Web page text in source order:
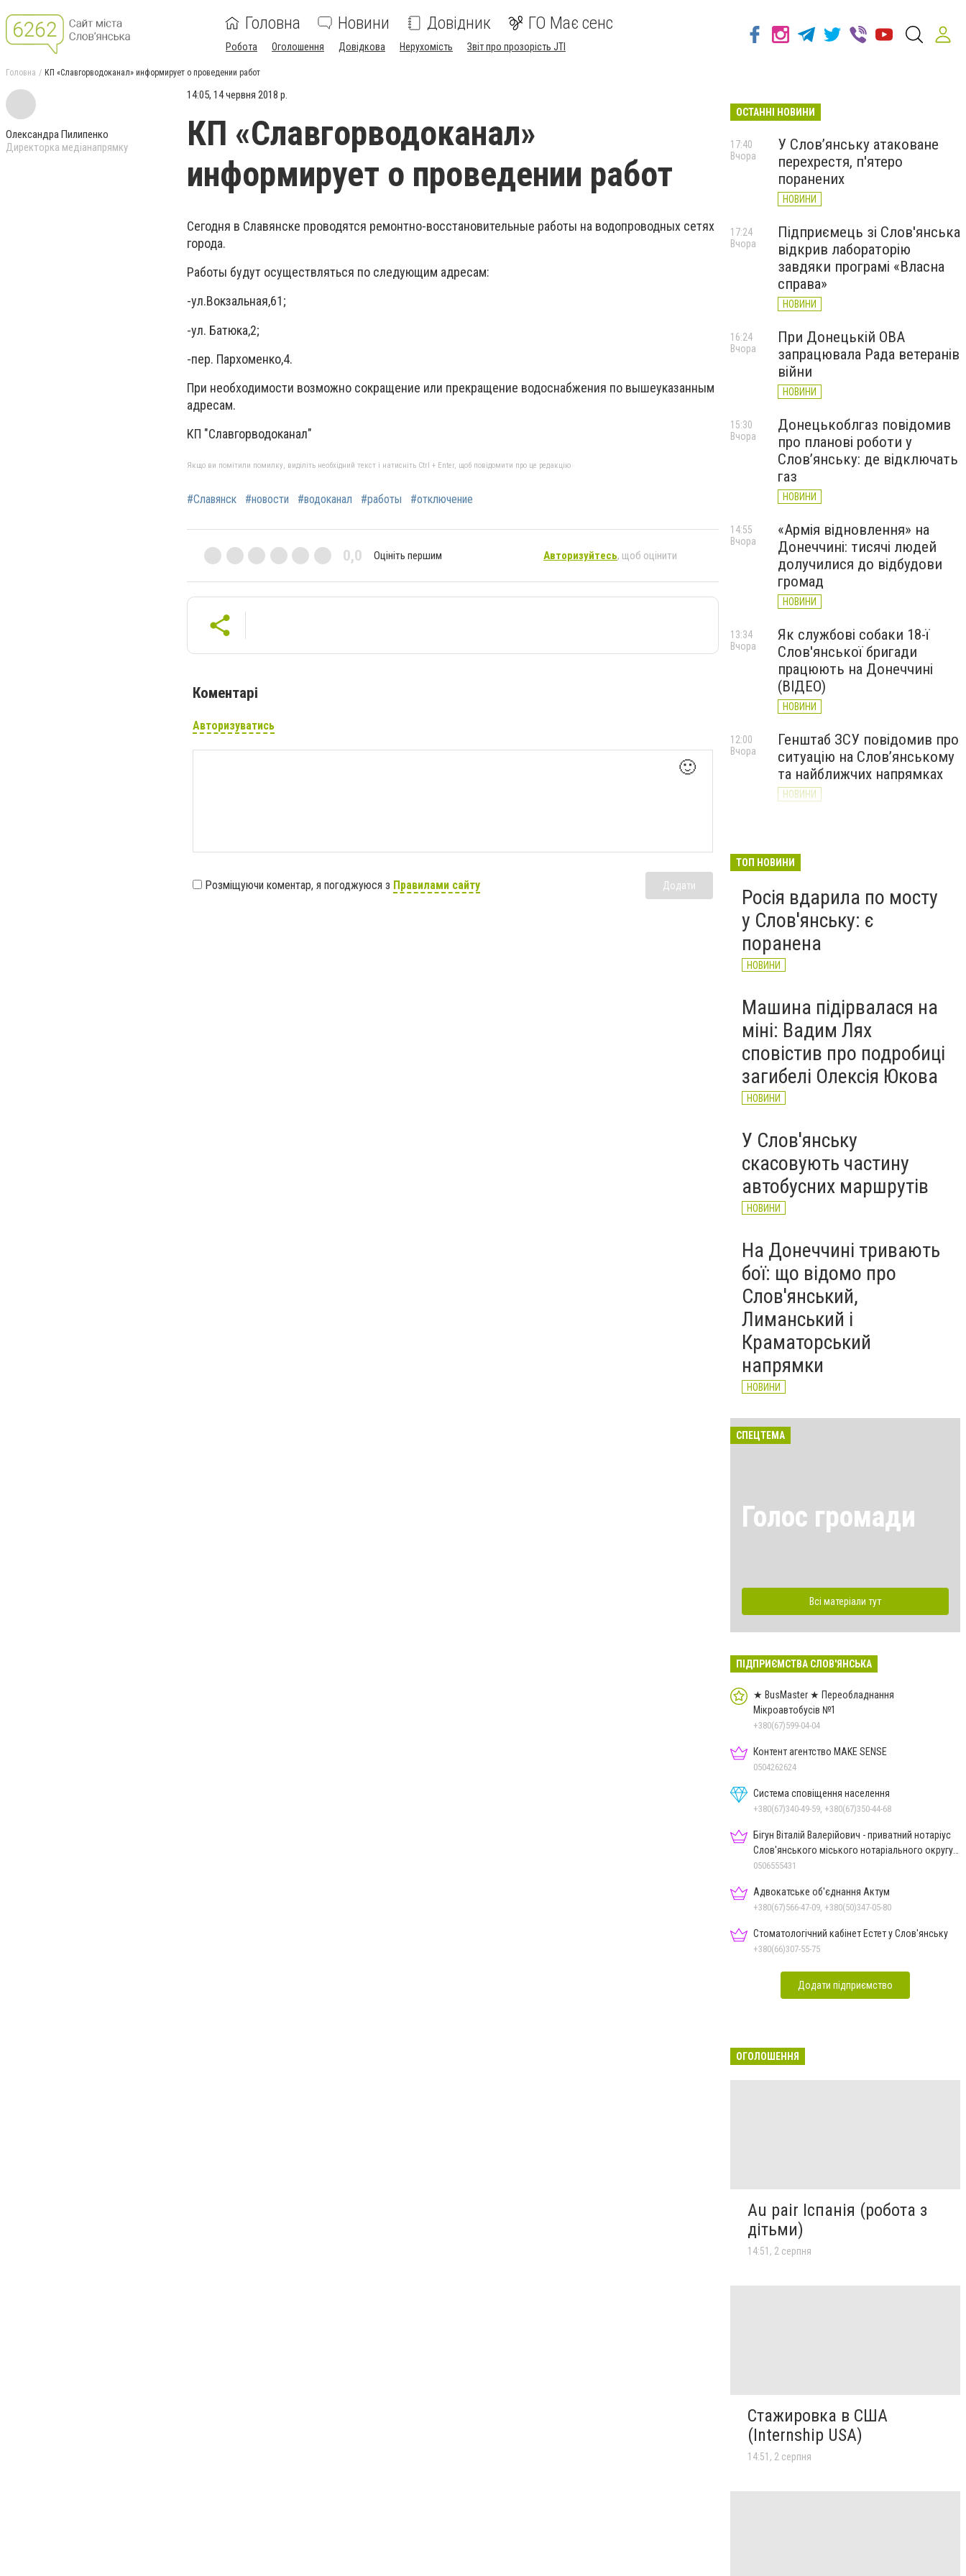
Головна Новини Довідник ГО Має сенс
Робота Оголошення Довідкова Нерухомість Звіт про прозорість JTI
Головна КП «Славгорводоканал» информирует о проведении работ
Олександра Пилипенко
Директорка медіанапрямку
14:05, 14 червня 2018 р.
КП «Славгорводоканал»
информирует о проведении работ
Сегодня в Славянске проводятся ремонтно-восстановительные работы на водопроводных сетях
города.
Работы будут осуществляться по следующим адресам:
-ул.Вокзальная,61;
-ул. Батюка,2;
-пер. Пархоменко,4.
При необходимости возможно сокращение или прекращение водоснабжения по вышеуказанным
адресам.
КП "Славгорводоканал"
Якщо ви помітили помилку, виділіть необхідний текст і натисніть Ctrl + Enter, щоб повідомити про це редакцію
#Славянск #новости #водоканал #работы #отключение
0,0 Оцініть першим Авторизуйтесь, щоб оцінити
Коментарі
Авторизуватись
🙂
Розміщуючи коментар, я погоджуюся з Правилами сайту Додати
ОСТАННІ НОВИНИ
У Слов’янську атаковане
перехрестя, п'ятеро
поранених
НОВИНИ
17:40
Вчора
Підприємець зі Слов'янська
відкрив лабораторію
завдяки програмі «Власна
справа»
НОВИНИ
17:24
Вчора
При Донецькій ОВА
запрацювала Рада ветеранів
війни
НОВИНИ
16:24
Вчора
Донецькоблгаз повідомив
про планові роботи у
Слов’янську: де відключать
газ
НОВИНИ
15:30
Вчора
«Армія відновлення» на
Донеччині: тисячі людей
долучилися до відбудови
громад
НОВИНИ
14:55
Вчора
Як службові собаки 18-ї
Слов'янської бригади
працюють на Донеччині
(ВІДЕО)
НОВИНИ
13:34
Вчора
Генштаб ЗСУ повідомив про
ситуацію на Слов’янському
та найближчих напрямках
НОВИНИ
12:00
Вчора
великої війни: 7 серпня
ТОП НОВИНИ
Росія вдарила по мосту
у Слов'янську: є
поранена
НОВИНИ
Машина підірвалася на
міні: Вадим Лях
сповістив про подробиці
загибелі Олексія Юкова
НОВИНИ
У Слов'янську
скасовують частину
автобусних маршрутів
НОВИНИ
На Донеччині тривають
бої: що відомо про
Слов'янський,
Лиманський і
Краматорський
напрямки
НОВИНИ
СПЕЦТЕМА
Голос громади
Всі матеріали тут
ПІДПРИЄМСТВА СЛОВ'ЯНСЬКА
★ BusMaster ★ Переобладнання
Мікроавтобусів №1
+380(67)599-04-04
Контент агентство MAKE SENSE
0504262624
Система сповіщення населення
+380(67)340-49-59, +380(67)350-44-68
Бігун Віталій Валерійович - приватний нотаріус
Слов'янського міського нотаріального округу
Дон.обл.
0506555431
Адвокатське об'єднання Актум
+380(67)566-47-09, +380(50)347-05-80
Стоматологічний кабінет Естет у Слов'янську
+380(66)307-55-75
Додати підприємство
ОГОЛОШЕННЯ
Au pair Іспанія (робота з
дітьми)
14:51, 2 серпня
Стажировка в США
(Internship USA)
14:51, 2 серпня